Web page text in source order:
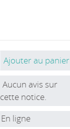
Ajouter au panier
Aucun avis sur
cette notice.
En ligne